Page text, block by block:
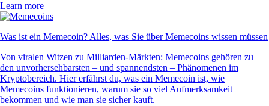
Learn more
Was ist ein Memecoin? Alles, was Sie über Memecoins wissen müssen
Von viralen Witzen zu Milliarden-Märkten: Memecoins gehören zu
den unvorhersehbarsten – und spannendsten – Phänomenen im
Kryptobereich. Hier erfährst du, was ein Memecoin ist, wie
Memecoins funktionieren, warum sie so viel Aufmerksamkeit
bekommen und wie man sie sicher kauft.